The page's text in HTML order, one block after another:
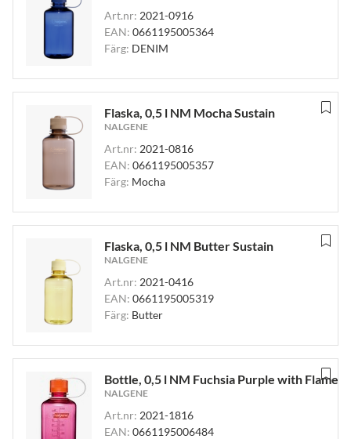
Art.nr: 2021-0916
EAN: 0661195005364
Färg: DENIM
Flaska, 0,5 l NM Mocha Sustain
NALGENE
Art.nr: 2021-0816
EAN: 0661195005357
Färg: Mocha
Flaska, 0,5 l NM Butter Sustain
NALGENE
Art.nr: 2021-0416
EAN: 0661195005319
Färg: Butter
Bottle, 0,5 l NM Fuchsia Purple with Flame
NALGENE
Art.nr: 2021-1816
EAN: 0661195006484